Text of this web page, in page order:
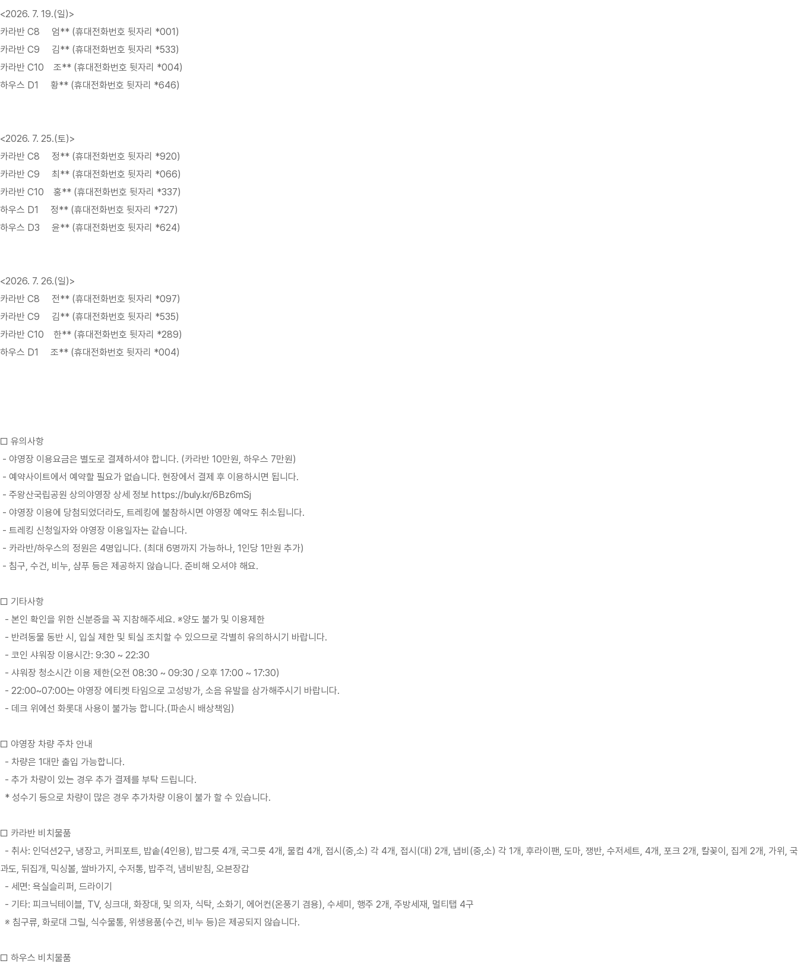
<2026. 7. 19.(일)>
카라반 C8 엄** (휴대전화번호 뒷자리 *001)
카라반 C9 김** (휴대전화번호 뒷자리 *533)
카라반 C10 조** (휴대전화번호 뒷자리 *004)
하우스 D1 황** (휴대전화번호 뒷자리 *646)
<2026. 7. 25.(토)>
카라반 C8 정** (휴대전화번호 뒷자리 *920)
카라반 C9 최** (휴대전화번호 뒷자리 *066)
카라반 C10 홍** (휴대전화번호 뒷자리 *337)
하우스 D1 정** (휴대전화번호 뒷자리 *727)
하우스 D3 윤** (휴대전화번호 뒷자리 *624)
<2026. 7. 26.(일)>
카라반 C8 전** (휴대전화번호 뒷자리 *097)
카라반 C9 김** (휴대전화번호 뒷자리 *535)
카라반 C10 한** (휴대전화번호 뒷자리 *289)
하우스 D1 조** (휴대전화번호 뒷자리 *004)
□ 유의사항
- 야영장 이용요금은 별도로 결제하셔야 합니다. (카라반 10만원, 하우스 7만원)
- 예약사이트에서 예약할 필요가 없습니다. 현장에서 결제 후 이용하시면 됩니다.
- 주왕산국립공원 상의야영장 상세 정보 https://buly.kr/6Bz6mSj
- 야영장 이용에 당첨되었더라도, 트레킹에 불참하시면 야영장 예약도 취소됩니다.
- 트레킹 신청일자와 야영장 이용일자는 같습니다.
- 카라반/하우스의 정원은 4명입니다. (최대 6명까지 가능하나, 1인당 1만원 추가)
- 침구, 수건, 비누, 샴푸 등은 제공하지 않습니다. 준비해 오셔야 해요.
□ 기타사항
- 본인 확인을 위한 신분증을 꼭 지참해주세요. ※양도 불가 및 이용제한
- 반려동물 동반 시, 입실 제한 및 퇴실 조치할 수 있으므로 각별히 유의하시기 바랍니다.
- 코인 샤워장 이용시간: 9:30 ~ 22:30
- 샤워장 청소시간 이용 제한(오전 08:30 ~ 09:30 / 오후 17:00 ~ 17:30)
- 22:00~07:00는 야영장 에티켓 타임으로 고성방가, 소음 유발을 삼가해주시기 바랍니다.
- 데크 위에선 화롯대 사용이 불가능 합니다.(파손시 배상책임)
□ 야영장 차량 주차 안내
- 차량은 1대만 출입 가능합니다.
- 추가 차량이 있는 경우 추가 결제를 부탁 드립니다.
* 성수기 등으로 차량이 많은 경우 추가차량 이용이 불가 할 수 있습니다.
□ 카라반 비치물품
- 취사: 인덕션2구, 냉장고, 커피포트, 밥솥(4인용), 밥그릇 4개, 국그릇 4개, 물컵 4개, 접시(중,소) 각 4개, 접시(대) 2개, 냅비(중,소) 각 1개, 후라이팬, 도마, 쟁반, 수저세트, 4개, 포크 2개, 칼꽂이, 집게 2개, 가위,
과도, 뒤집개, 믹싱볼, 쌀바가지, 수저통, 밥주걱, 냄비받침, 오븐장갑
- 세면: 욕실슬리퍼, 드라이기
- 기타: 피크닉테이블, TV, 싱크대, 화장대, 및 의자, 식탁, 소화기, 에어컨(온풍기 겸용), 수세미, 행주 2개, 주방세재, 멀티탭 4구
※ 침구류, 화로대 그릴, 식수물통, 위생용품(수건, 비누 등)은 제공되지 않습니다.
□ 하우스 비치물품